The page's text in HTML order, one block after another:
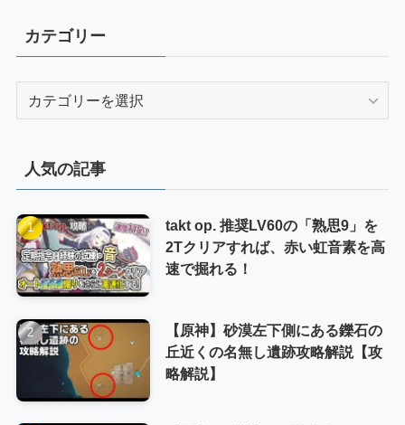
カテゴリー
ー
人気の記事
takt op. 推奨LV60の「熟思9」を
2Tクリアすれば、赤い虹音素を高
速で掘れる！
【原神】砂漠左下側にある鑠石の
丘近くの名無し遺跡攻略解説【攻
略解説】